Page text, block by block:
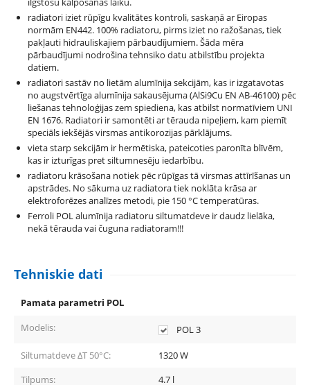
radiatori iziet rūpīgu kvalitātes kontroli, saskaņā ar Eiropas
normām EN442. 100% radiatoru, pirms iziet no ražošanas, tiek
pakļauti hidrauliskajiem pārbaudījumiem. Šāda mēra
pārbaudījumi nodrošina tehnsiko datu atbilstību projekta
datiem.
radiatori sastāv no lietām alumīnija sekcijām, kas ir izgatavotas
no augstvērtīga alumīnija sakausējuma (AlSi9Cu EN AB-46100) pēc
liešanas tehnoloģijas zem spiediena, kas atbilst normatīviem UNI
EN 1676. Radiatori ir samontēti ar tērauda nipeļiem, kam piemīt
speciāls iekšējās virsmas antikorozijas pārklājums.
vieta starp sekcijām ir hermētiska, pateicoties paronīta blīvēm,
kas ir izturīgas pret siltumnesēju iedarbību.
radiatoru krāsošana notiek pēc rūpīgas tā virsmas attīrīšanas un
apstrādes. No sākuma uz radiatora tiek noklāta krāsa ar
elektroforēzes analīzes metodi, pie 150 °С temperatūras.
Ferroli POL alumīnija radiatoru siltumatdeve ir daudz lielāka,
nekā tērauda vai čuguna radiatoram!!!
Tehniskie dati
Pamata parametri POL
Modelis:
POL 3
Siltumatdeve ΔT 50°C: 1320W
Tilpums:
4.7 l